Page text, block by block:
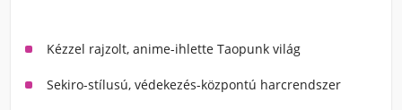
Kézzel rajzolt, anime-ihlette Taopunk világ
Sekiro-stílusú, védekezés-központú harcrendszer